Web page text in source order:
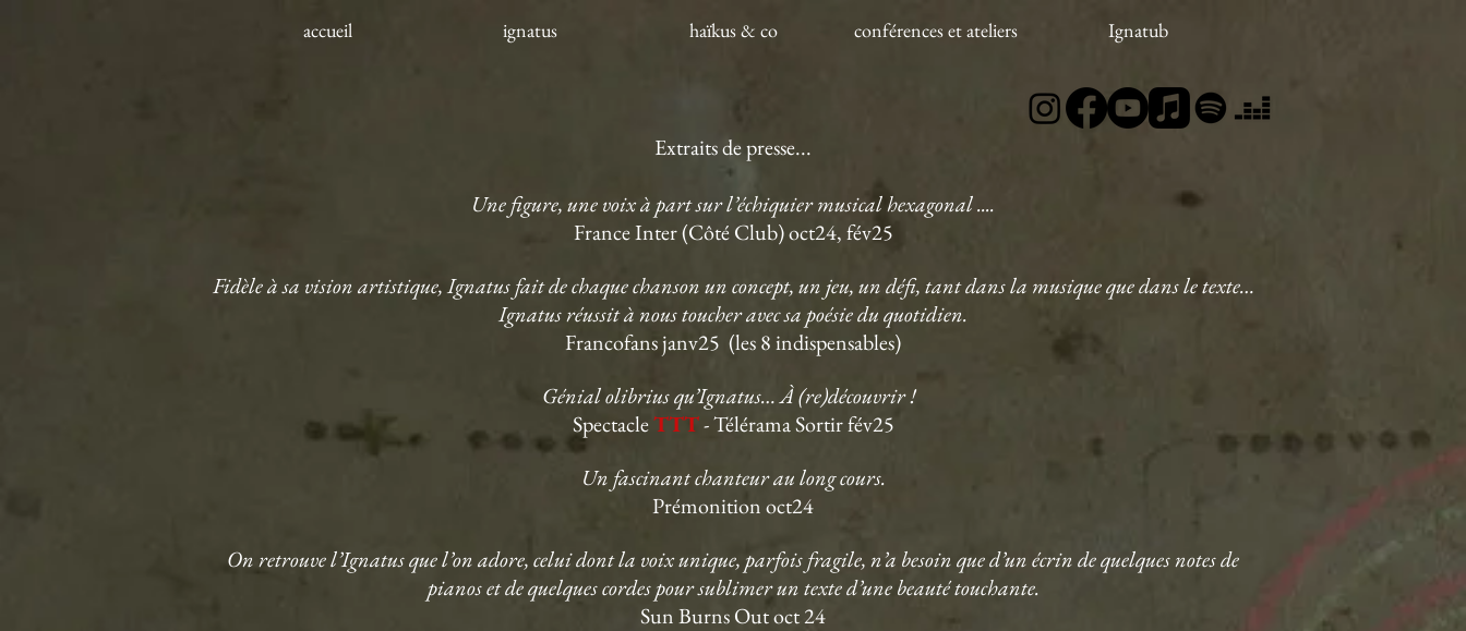
accueil ignatus haïkus & co conférences et ateliers Ignatub
Extraits de presse...
Une figure, une voix à part sur l’échiquier musical hexagonal ....
France Inter (Côté Club) oct24, fév25
Fidèle à sa vision artistique, Ignatus fait de chaque chanson un concept, un jeu, un défi, tant dans la musique que dans le texte…
Ignatus réussit à nous toucher avec sa poésie du quotidien.
Francofans janv25 (les 8 indispensables)
Génial olibrius qu’Ignatus… À (re)découvrir !
SpectacleTTT- Télérama Sortir fév25
Un fascinant chanteur au long cours.
Prémonition oct24
On retrouve l’Ignatus que l’on adore, celui dont la voix unique, parfois fragile, n’a besoin que d’un écrin de quelques notes de
pianos et de quelques cordes pour sublimer un texte d’une beauté touchante.
Sun Burns Out oct 24